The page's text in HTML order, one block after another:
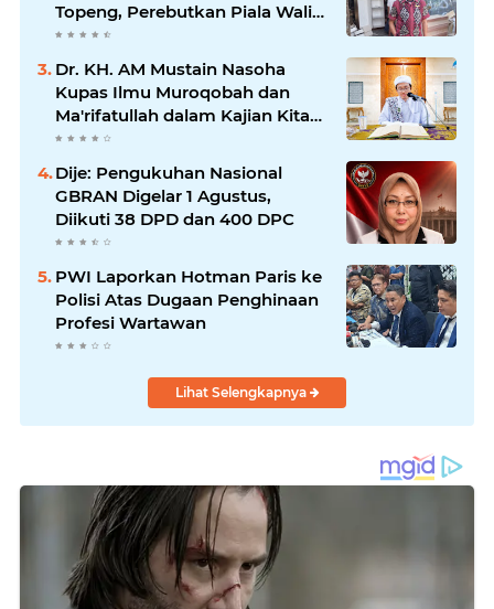
Topeng, Perebutkan Piala Wali
Kota
Dr. KH. AM Mustain Nasoha
Kupas Ilmu Muroqobah dan
Ma'rifatullah dalam Kajian Kitab
Ihya' Ulumuddin
Dije: Pengukuhan Nasional
GBRAN Digelar 1 Agustus,
Diikuti 38 DPD dan 400 DPC
PWI Laporkan Hotman Paris ke
Polisi Atas Dugaan Penghinaan
Profesi Wartawan
Lihat Selengkapnya